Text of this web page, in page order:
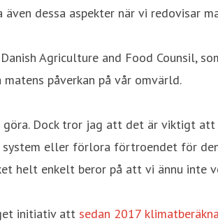
dessa aspekter när vi redovisar
Agriculture and Food Counsil,
påverkan på vår omvärld.
Dock tror jag att det är viktigt att
system eller förlora förtroendet för
helt enkelt beror på att vi ännu inte
initiativ att sedan 2017